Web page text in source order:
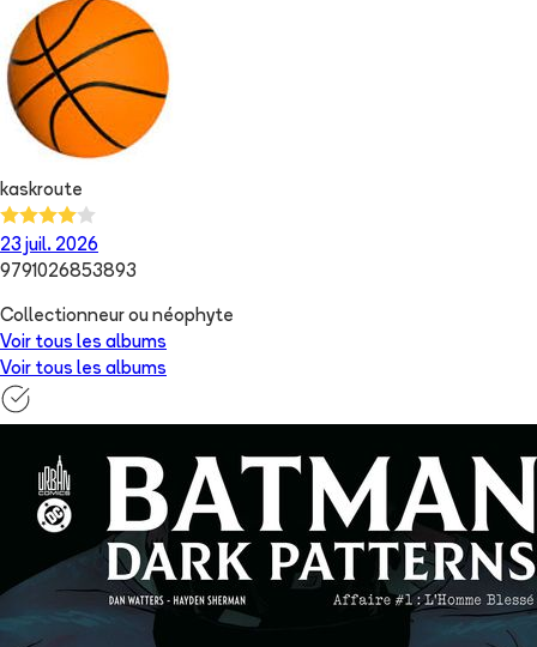
kaskroute
23 juil. 2026
9791026853893
Collectionneur ou néophyte
Voir tous les albums
Voir tous les albums